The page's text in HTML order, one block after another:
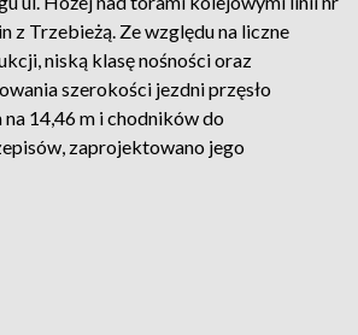
z Trzebieżą. Ze względu na liczne
niską klasę nośności oraz
szerokości jezdni przęsło
14,46 m i chodników do
zaprojektowano jego